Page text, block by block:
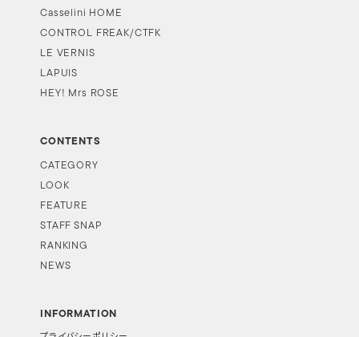
Casselini HOME
CONTROL FREAK/CTFK
LE VERNIS
LAPUIS
HEY! Mrs ROSE
CONTENTS
CATEGORY
LOOK
FEATURE
STAFF SNAP
RANKING
NEWS
INFORMATION